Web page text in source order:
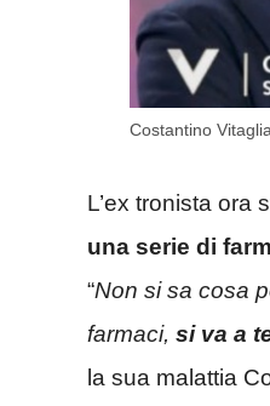
Costantino
L’ex tronista ora
una serie di
“Non si sa cosa
farmaci, si va a
la sua malattia